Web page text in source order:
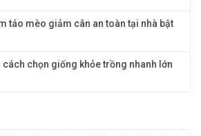
táo mèo giảm cân an toàn tại nhà bật
cách chọn giống khỏe trồng nhanh lớn